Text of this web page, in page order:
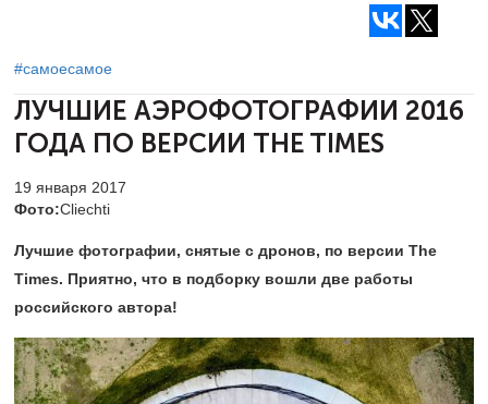
#самоесамое
ЛУЧШИЕ АЭРОФОТОГРАФИИ 2016
ГОДА ПО ВЕРСИИ THE TIMES
19 января 2017
Фото:Cliechti
Лучшие фотографии, снятые с дронов, по версии The
Times. Приятно, что в подборку вошли две работы
российского автора!